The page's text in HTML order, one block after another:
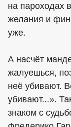
на пароходах
желания и
уже.
А насчёт
жалуешься,
неё убивают.
убивают...».
знаком с